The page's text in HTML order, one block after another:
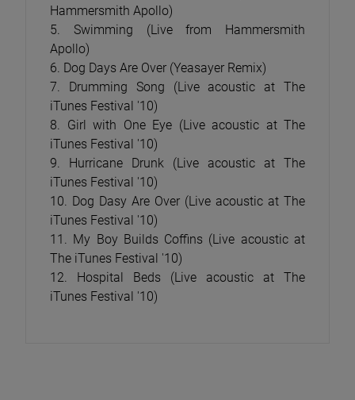
Hammersmith Apollo)
5. Swimming (Live from Hammersmith
Apollo)
6. Dog Days Are Over (Yeasayer Remix)
7. Drumming Song (Live acoustic at The
iTunes Festival '10)
8. Girl with One Eye (Live acoustic at The
iTunes Festival '10)
9. Hurricane Drunk (Live acoustic at The
iTunes Festival '10)
10. Dog Dasy Are Over (Live acoustic at The
iTunes Festival '10)
11. My Boy Builds Coffins (Live acoustic at
The iTunes Festival '10)
12. Hospital Beds (Live acoustic at The
iTunes Festival '10)